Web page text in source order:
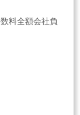
料全額会社負